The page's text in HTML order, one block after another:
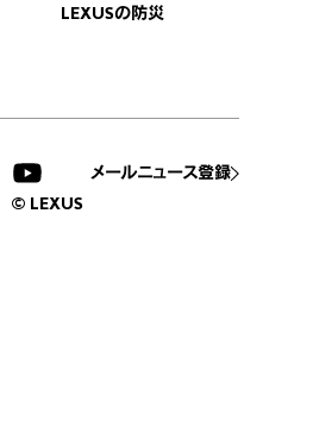
LEXUSの防災
メールニュース登録
© LEXUS